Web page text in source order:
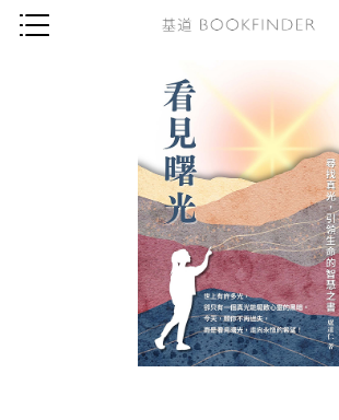
神學／教義
聖經
信仰入門
教會歷史
靈修／禱告
信徒生活
教會事工